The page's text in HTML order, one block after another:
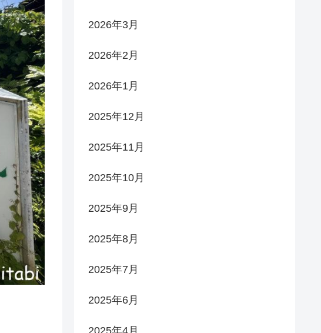
2026年3月
2026年2月
2026年1月
2025年12月
2025年11月
2025年10月
2025年9月
2025年8月
2025年7月
2025年6月
2025年4月